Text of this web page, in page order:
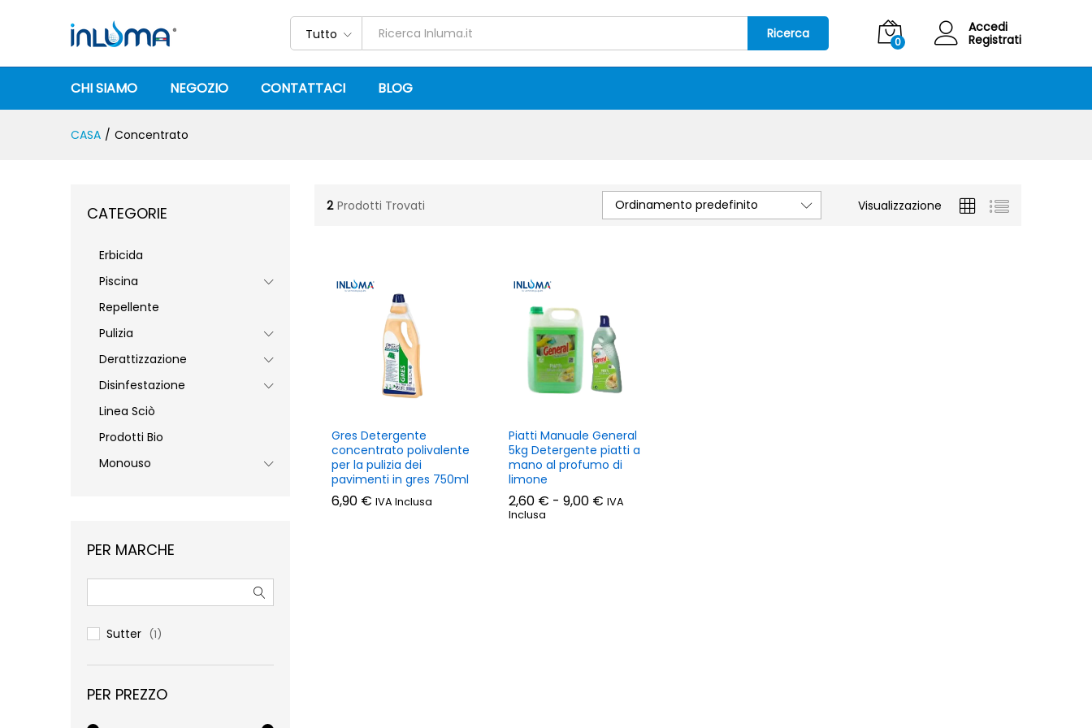
Tutto Ricerca
0
Accedi
Registrati
CHI SIAMO NEGOZIO CONTATTACI BLOG
CASA / Concentrato
2 Prodotti Trovati Visualizzazione
Ordinamento predefinito
Gres Detergente
concentrato polivalente
per la pulizia dei
pavimenti in gres 750ml
6,90 € IVA Inclusa
6,90 €
Piatti Manuale General
5kg Detergente piatti a
mano al profumo di
limone
2,60 € - 9,00 €Fascia
IVA
Inclusa
CATEGORIE
Erbicida
Piscina
Repellente
Pulizia
Derattizzazione
Disinfestazione
Linea Sciò
Prodotti Bio
Monouso
PER MARCHE
Sutter (1)
PER PREZZO